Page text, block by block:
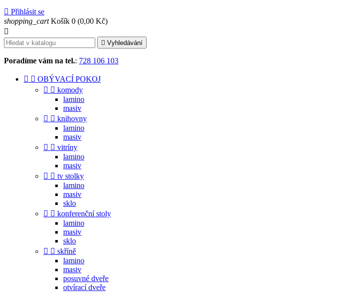
 Přihlásit se
shopping_cart Košík 0 (0,00 Kč)

 Vyhledávání
Poradíme vám na tel.: 728 106 103
  OBÝVACÍ POKOJ
  komody
lamino
masiv
  knihovny
lamino
masiv
  vitríny
lamino
masiv
  tv stolky
lamino
masiv
sklo
  konferenční stoly
lamino
masiv
sklo
  skříně
lamino
masiv
posuvné dveře
otvírací dveře